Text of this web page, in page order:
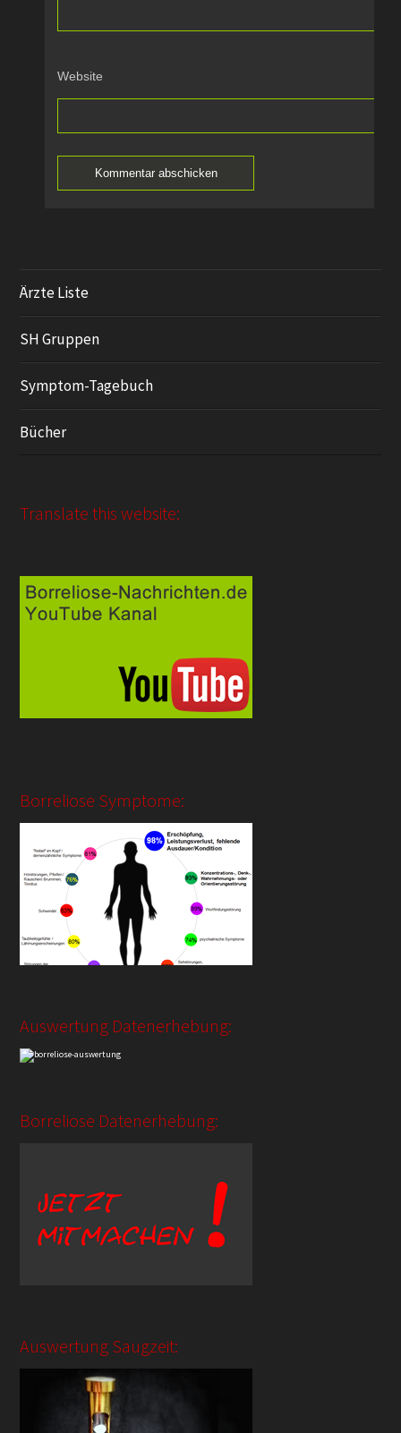
Website
Ärzte Liste
SH Gruppen
Symptom-Tagebuch
Bücher
Translate this website:
Borreliose Symptome:
Auswertung Datenerhebung:
Borreliose Datenerhebung:
Auswertung Saugzeit: